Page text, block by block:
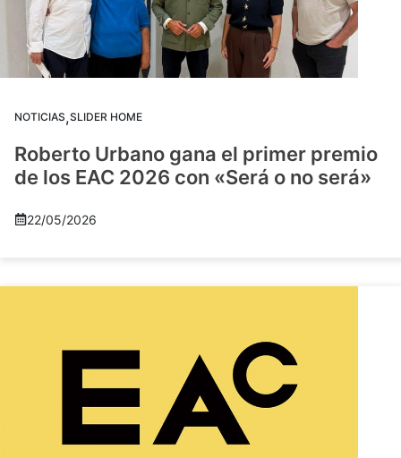
NOTICIAS,SLIDER HOME
Roberto Urbano gana el primer premio
de los EAC 2026 con «Será o no será»
22/05/2026